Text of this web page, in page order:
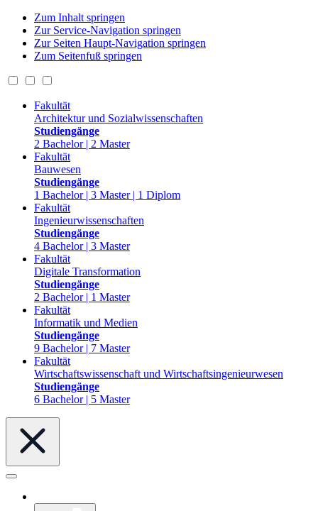
Zum Inhalt springen
Zur Service-Navigation springen
Zur Seiten Haupt-Navigation springen
Zum Seitenfuß springen
Fakultät
Architektur und Sozialwissenschaften
Studiengänge
2 Bachelor | 2 Master
Fakultät
Bauwesen
Studiengänge
1 Bachelor | 3 Master | 1 Diplom
Fakultät
Ingenieurwissenschaften
Studiengänge
4 Bachelor | 3 Master
Fakultät
Digitale Transformation
Studiengänge
2 Bachelor | 1 Master
Fakultät
Informatik und Medien
Studiengänge
9 Bachelor | 7 Master
Fakultät
Wirtschaftswissenschaft und Wirtschaftsingenieurwesen
Studiengänge
6 Bachelor | 5 Master